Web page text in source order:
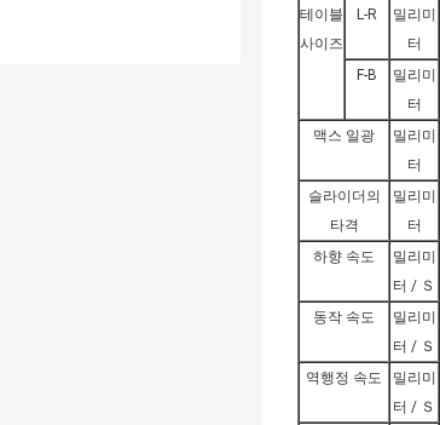
테이블
사이즈
L-R
밀리미
터
F-B
밀리미
터
맥스 일광
밀리미
터
슬라이더의
타격
밀리미
터
하향 속도
밀리미
터 / Ｓ
동작 속도
밀리미
터 / Ｓ
역행정 속도
밀리미
터 / Ｓ